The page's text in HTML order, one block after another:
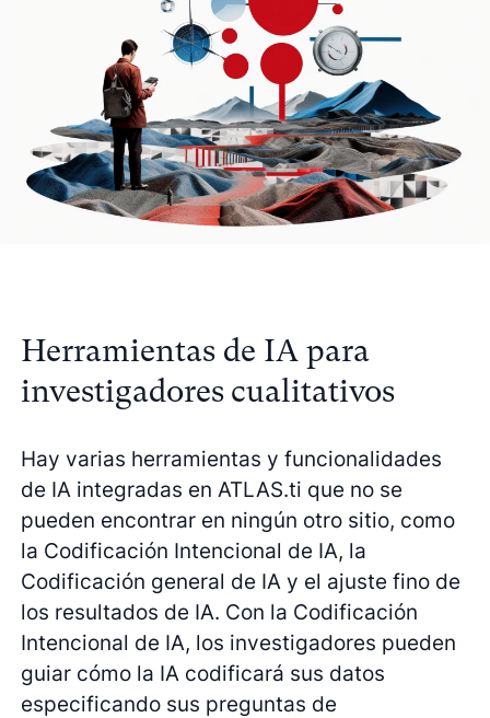
Herramientas de IA para
investigadores cualitativos
Hay varias herramientas y funcionalidades
de IA integradas en ATLAS.ti que no se
pueden encontrar en ningún otro sitio, como
la Codificación Intencional de IA, la
Codificación general de IA y el ajuste fino de
los resultados de IA. Con la Codificación
Intencional de IA, los investigadores pueden
guiar cómo la IA codificará sus datos
especificando sus preguntas de